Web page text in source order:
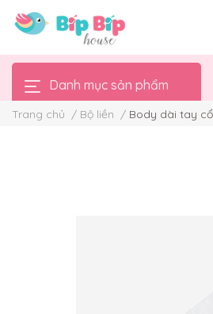
Danh mục sản phẩm
Trang chủ / Bộ liền / Body dài tay